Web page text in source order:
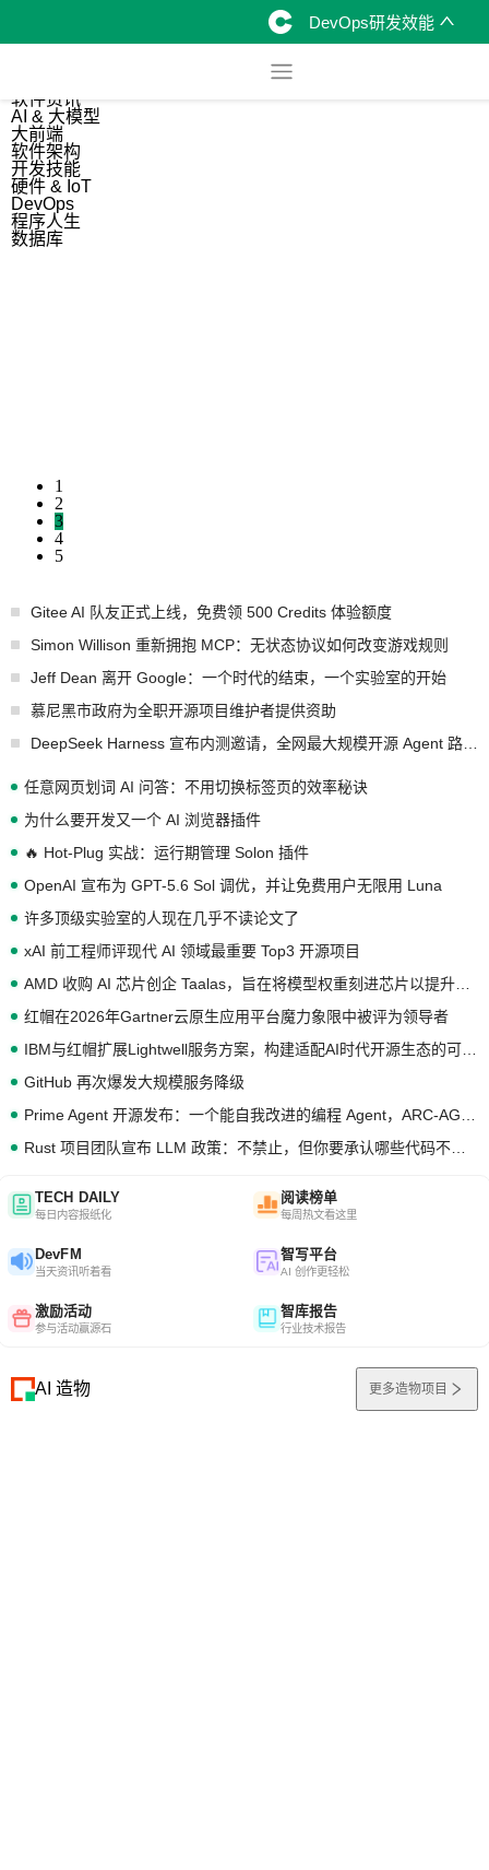
DevOps研发效能
软件资讯
AI & 大模型
大前端
软件架构
开发技能
硬件 & IoT
DevOps
程序人生
数据库
1
2
3
4
5
Gitee AI 队友正式上线，免费领 500 Credits 体验额度
Simon Willison 重新拥抱 MCP：无状态协议如何改变游戏规则
Jeff Dean 离开 Google：一个时代的结束，一个实验室的开始
慕尼黑市政府为全职开源项目维护者提供资助
任意网页划词 AI 问答：不用切换标签页的效率秘诀
为什么要开发又一个 AI 浏览器插件
🔥 Hot-Plug 实战：运行期管理 Solon 插件
OpenAI 宣布为 GPT-5.6 Sol 调优，并让免费用户无限用 Luna
许多顶级实验室的人现在几乎不读论文了
xAI 前工程师评现代 AI 领域最重要 Top3 开源项目
红帽在2026年Gartner云原生应用平台魔力象限中被评为领导者
GitHub 再次爆发大规模服务降级
TECH DAILY
每日内容报纸化
阅读榜单
每周热文看这里
DevFM
当天资讯听着看
智写平台
AI 创作更轻松
激励活动
参与活动赢源石
智库报告
行业技术报告
AI 造物 更多造物项目